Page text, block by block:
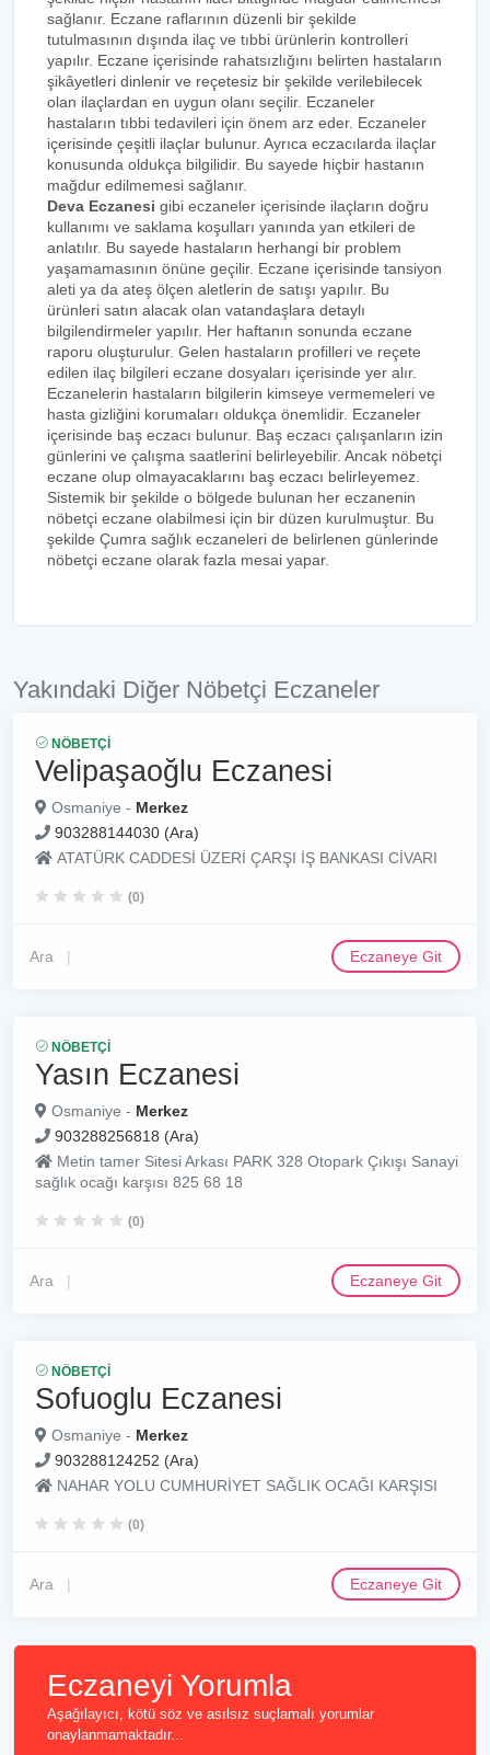
sağlanır. Eczane raflarının düzenli bir şekilde
tutulmasının dışında ilaç ve tıbbi ürünlerin kontrolleri
yapılır. Eczane içerisinde rahatsızlığını belirten hastaların
şikâyetleri dinlenir ve reçetesiz bir şekilde verilebilecek
olan ilaçlardan en uygun olanı seçilir. Eczaneler
hastaların tıbbi tedavileri için önem arz eder. Eczaneler
içerisinde çeşitli ilaçlar bulunur. Ayrıca eczacılarda ilaçlar
konusunda oldukça bilgilidir. Bu sayede hiçbir hastanın
mağdur edilmemesi sağlanır.
Deva Eczanesi gibi eczaneler içerisinde ilaçların doğru
kullanımı ve saklama koşulları yanında yan etkileri de
anlatılır. Bu sayede hastaların herhangi bir problem
yaşamamasının önüne geçilir. Eczane içerisinde tansiyon
aleti ya da ateş ölçen aletlerin de satışı yapılır. Bu
ürünleri satın alacak olan vatandaşlara detaylı
bilgilendirmeler yapılır. Her haftanın sonunda eczane
raporu oluşturulur. Gelen hastaların profilleri ve reçete
edilen ilaç bilgileri eczane dosyaları içerisinde yer alır.
Eczanelerin hastaların bilgilerin kimseye vermemeleri ve
hasta gizliğini korumaları oldukça önemlidir. Eczaneler
içerisinde baş eczacı bulunur. Baş eczacı çalışanların izin
günlerini ve çalışma saatlerini belirleyebilir. Ancak nöbetçi
eczane olup olmayacaklarını baş eczacı belirleyemez.
Sistemik bir şekilde o bölgede bulunan her eczanenin
nöbetçi eczane olabilmesi için bir düzen kurulmuştur. Bu
şekilde Çumra sağlık eczaneleri de belirlenen günlerinde
nöbetçi eczane olarak fazla mesai yapar.
Yakındaki Diğer Nöbetçi Eczaneler
NÖBETÇI
Velipaşaoğlu Eczanesi
Osmaniye - Merkez
903288144030 (Ara)
ATATÜRK CADDESİ ÜZERİ ÇARŞI İŞ BANKASI CİVARI
(0)
Ara Eczaneye Git
NÖBETÇI
Yasın Eczanesi
Osmaniye - Merkez
903288256818 (Ara)
Metin tamer Sitesi Arkası PARK 328 Otopark Çıkışı Sanayi
sağlık ocağı karşısı 825 68 18
(0)
Ara Eczaneye Git
NÖBETÇI
Sofuoglu Eczanesi
Osmaniye - Merkez
903288124252 (Ara)
NAHAR YOLU CUMHURİYET SAĞLIK OCAĞI KARŞISI
(0)
Ara Eczaneye Git
Eczaneyi Yorumla
Aşağılayıcı, kötü söz ve asılsız suçlamalı yorumlar
onaylanmamaktadır...